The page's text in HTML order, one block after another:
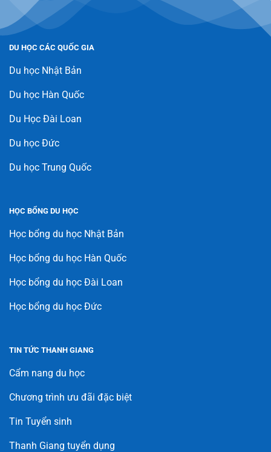
DU HỌC CÁC QUỐC GIA
Du học Nhật Bản
Du học Hàn Quốc
Du Học Đài Loan
Du học Đức
Du học Trung Quốc
HỌC BỔNG DU HỌC
Học bổng du học Nhật Bản
Học bổng du học Hàn Quốc
Học bổng du học Đài Loan
Học bổng du học Đức
TIN TỨC THANH GIANG
Cẩm nang du học
Chương trình ưu đãi đặc biệt
Tin Tuyển sinh
Thanh Giang tuyển dụng